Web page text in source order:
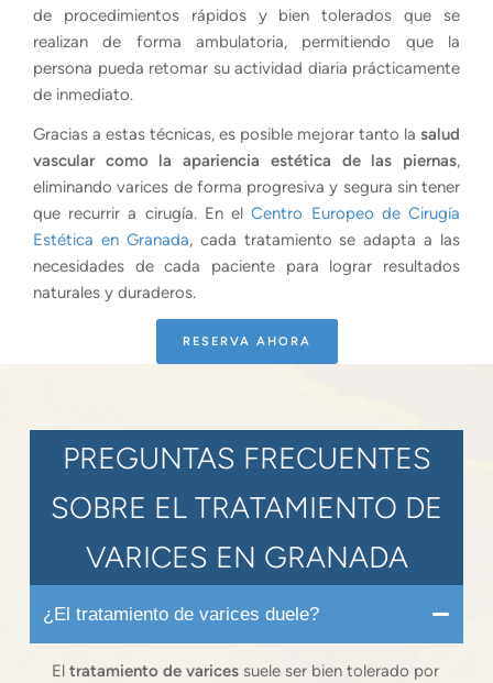
de procedimientos rápidos y bien tolerados que se
realizan de forma ambulatoria, permitiendo que la
persona pueda retomar su actividad diaria prácticamente
de inmediato.
Gracias a estas técnicas, es posible mejorar tanto la salud
vascular como la apariencia estética de las piernas,
eliminando varices de forma progresiva y segura sin tener
que recurrir a cirugía. En elCentro Europeo de Cirugía
Estética en Granada, cada tratamiento se adapta a las
necesidades de cada paciente para lograr resultados
naturales y duraderos.
RESERVA AHORA
PREGUNTAS FRECUENTES
SOBRE EL TRATAMIENTO DE
VARICES EN GRANADA
¿El tratamiento de varices duele?
El tratamiento de varices suele ser bien tolerado por